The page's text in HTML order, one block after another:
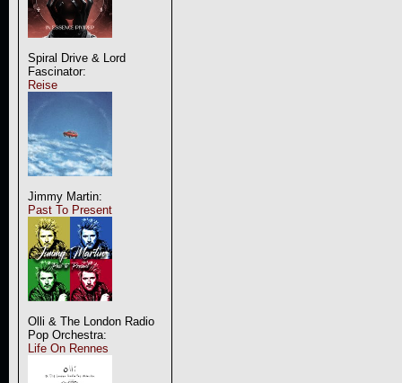
Spiral Drive & Lord
Fascinator:
Reise
Jimmy Martin:
Past To Present
Olli & The London Radio
Pop Orchestra:
Life On Rennes